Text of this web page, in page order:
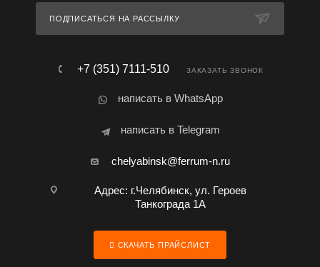
ПОДПИСАТЬСЯ НА РАССЫЛКУ
+7 (351) 7111-510 ЗАКАЗАТЬ ЗВОНОК
написать в WhatsApp
написать в Telegram
chelyabinsk@ferrum-n.ru
Адрес: г.Челябинск, ул. Героев
Танкограда 1А
СКАЧАТЬ ПРАЙСЛИСТ